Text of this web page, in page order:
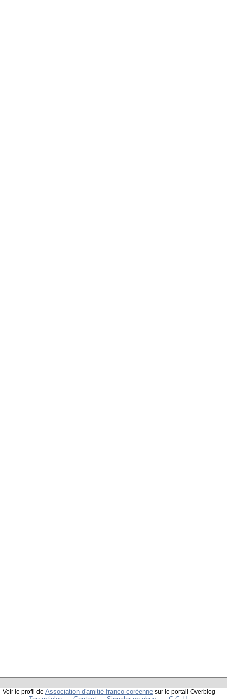
Voir le profil de Association d'amitié franco-coréenne sur le portail Overblog